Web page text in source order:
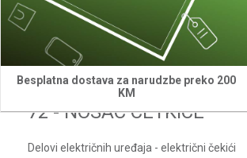
Besplatna dostava za narudzbe preko 200
KM
2
Villager
72 - NOSAC CETKICE
Delovi električnih uređaja - električni čekići